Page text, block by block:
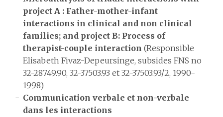
project A : Father-mother-infant
interactions in clinical and non clinical
families; and project B: Process of
therapist-couple interaction (Responsible
Elisabeth Fivaz-Depeursinge, subsides FNS no
32-28749.90, 32-37503.93 et 32-37503.93/2, 1990-
1998)
Communication verbale et non-verbale
dans les interactions